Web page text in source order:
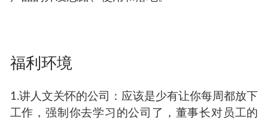
福利环境
1.讲人文关怀的公司：应该是少有让你每周都放下
工作，强制你去学习的公司了，董事长对员工的